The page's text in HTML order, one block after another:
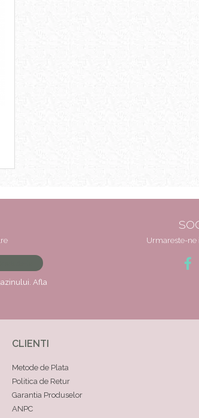
Afla
Urmareste-ne
CLIENTI
Metode de Plata
Politica de Retur
Garantia Produselor
ANPC